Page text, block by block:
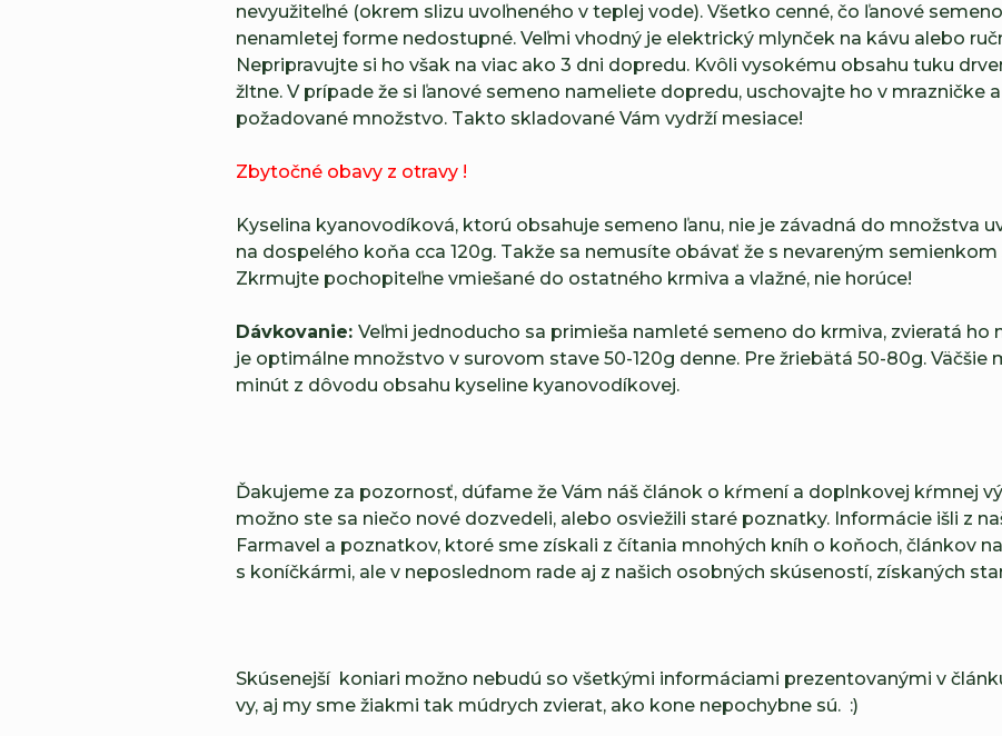
nevyužiteľné (okrem slizu uvoľneného v teplej vode). Všetko cenné, čo ľanové
nenamletej forme nedostupné. Veľmi vhodný je elektrický mlynček na kávu alebo
Nepripravujte si ho však na viac ako 3 dni dopredu. Kvôli vysokému obsahu tuku
žltne. V prípade že si ľanové semeno nameliete dopredu, uschovajte ho v mrazničke
požadované množstvo. Takto skladované Vám vydrží mesiace!
Zbytočné obavy z otravy !
Kyselina kyanovodíková, ktorú obsahuje semeno ľanu, nie je závadná do množstva
na dospelého koňa cca 120g. Takže sa nemusíte obávať že s nevareným
Zkrmujte pochopiteľne vmiešané do ostatného krmiva a vlažné, nie horúce!
Dávkovanie: Veľmi jednoducho sa primieša namleté semeno do krmiva, zvieratá ho
je optimálne množstvo v surovom stave 50-120g denne. Pre žriebätá 50-80g. Väčšie
minút z dôvodu obsahu kyseline kyanovodíkovej.
Ďakujeme za pozornosť, dúfame že Vám náš článok o kŕmení a doplnkovej kŕmnej
možno ste sa niečo nové dozvedeli, alebo osviežili staré poznatky. Informácie išli z
Farmavel a poznatkov, ktoré sme získali z čítania mnohých kníh o koňoch, článkov
s koníčkármi, ale v neposlednom rade aj z našich osobných skúseností, získaných
Skúsenejší koniari možno nebudú so všetkými informáciami prezentovanými v
vy, aj my sme žiakmi tak múdrych zvierat, ako kone nepochybne sú. :)